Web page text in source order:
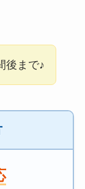
後まで♪